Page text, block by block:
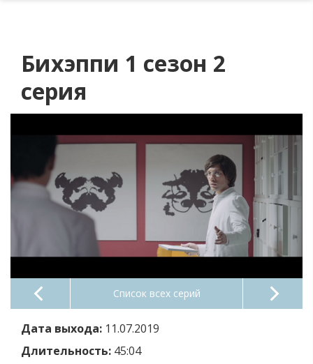
Бихэппи 1 сезон 2
серия
Список всех серий
Дата выхода: 11.07.2019
Длительность: 45:04